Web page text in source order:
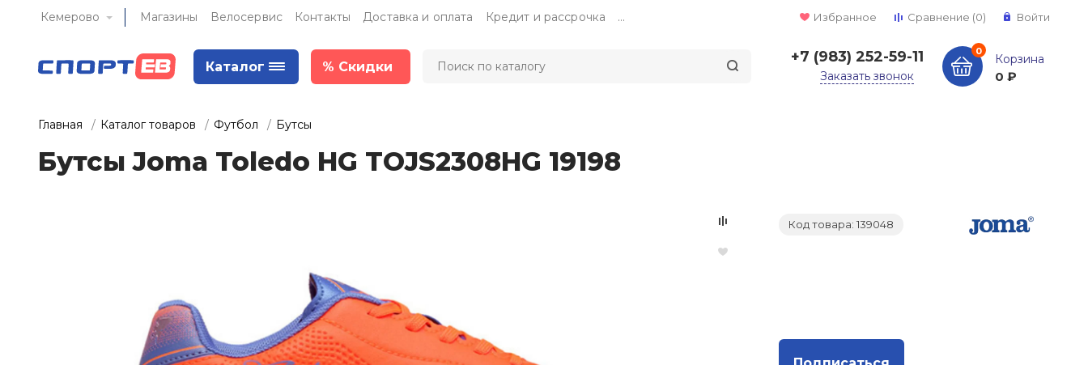
Кемерово Магазины Велосервис Контакты Доставка и оплата Кредит и рассрочка ... Избранное Сравнение (0) Войти
Каталог % Скидки
+7 (983) 252-59-11
Заказать звонок
0
Корзина
0 ₽
Главная Каталог товаров Футбол Бутсы
Бутсы Joma Toledo HG TOJS2308HG 19198
Код товара: 139048